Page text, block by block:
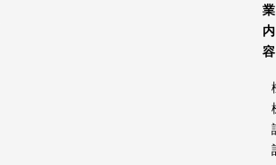
業
内
容